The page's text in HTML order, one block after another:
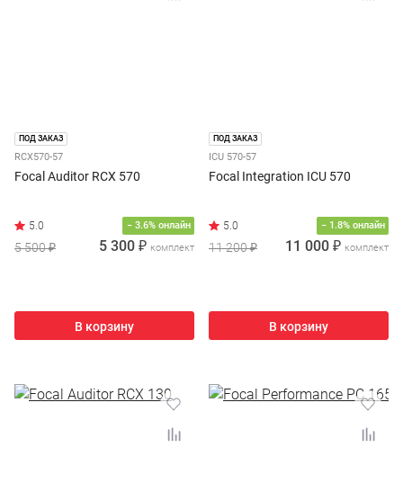
ПОД ЗАКАЗ
RCX570-57
Focal Auditor RCX 570
− 3.6% онлайн
5 500 ₽ 5 300 ₽ комплект
В корзину
ПОД ЗАКАЗ
ICU 570-57
Focal Integration ICU 570
− 1.8% онлайн
11 200 ₽ 11 000 ₽ комплект
В корзину